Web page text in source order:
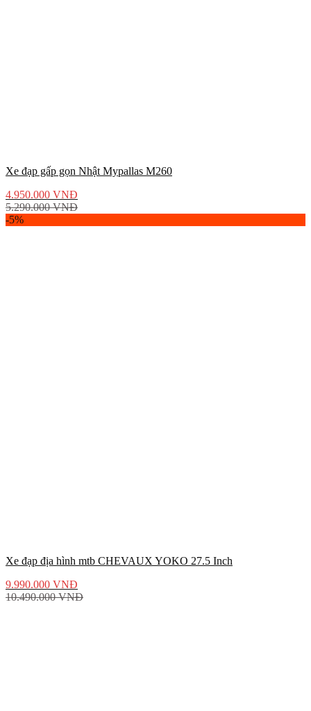
Xe đạp gấp gọn Nhật Mypallas M260
4.950.000 VNĐ
5.290.000VNĐ
-5%
Xe đạp địa hình mtb CHEVAUX YOKO 27.5 Inch
9.990.000 VNĐ
10.490.000VNĐ